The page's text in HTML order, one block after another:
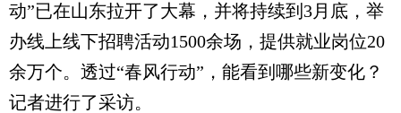
动”已在山东拉开了大幕，并将持续到3月底，举
办线上线下招聘活动1500余场，提供就业岗位20
余万个。透过“春风行动”，能看到哪些新变化？
记者进行了采访。